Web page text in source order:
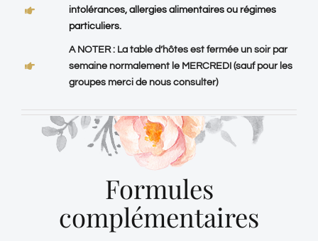
intolérances, allergies alimentaires ou régimes
particuliers.
A NOTER : La table d’hôtes est fermée un soir par
semaine normalement le MERCREDI (sauf pour les
groupes merci de nous consulter)
Formules
complémentaires